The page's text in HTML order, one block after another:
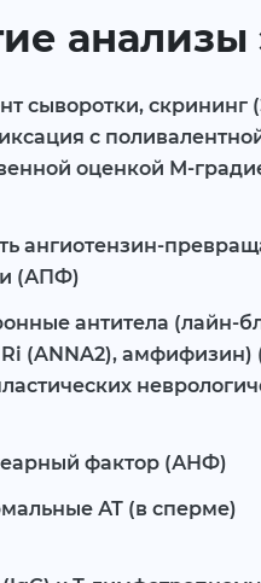
анализы
сыворотки, скрининг
с
оценкой М-
ангиотензин-
(АПФ)
антитела (лайн-
(ANNA2), амфифизин)
фактор (АНФ)
АТ (в сперме)